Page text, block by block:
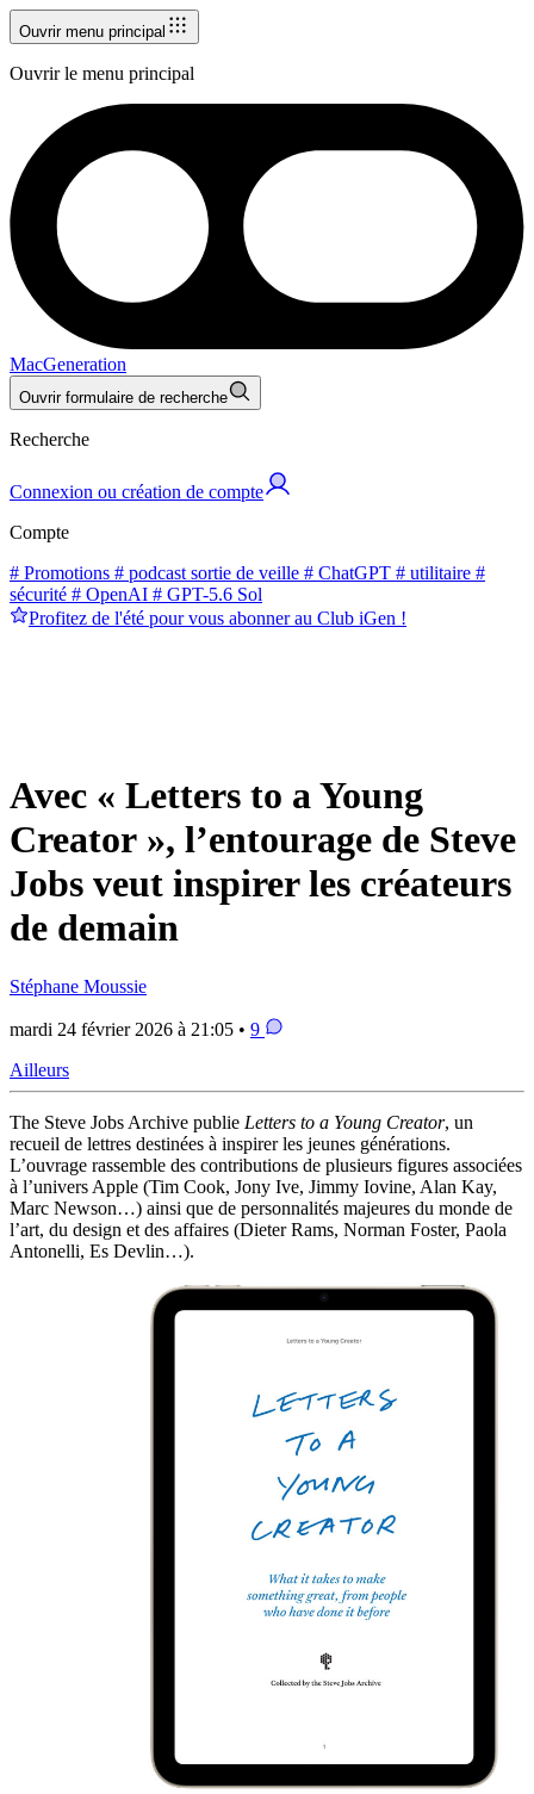
Ouvrir menu principal
Ouvrir le menu principal
MacGeneration
Ouvrir formulaire de recherche
Recherche
Connexion ou création de compte
Compte
# Promotions # podcast sortie de veille # ChatGPT # utilitaire #
sécurité # OpenAI # GPT-5.6 Sol
Profitez de l'été pour vous abonner au Club iGen !
Avec « Letters to a Young
Creator », l’entourage de Steve
Jobs veut inspirer les créateurs
de demain
Stéphane Moussie
mardi 24 février 2026 à 21:05 • 9
Ailleurs
The Steve Jobs Archive publie Letters to a Young Creator, un
recueil de lettres destinées à inspirer les jeunes générations.
L’ouvrage rassemble des contributions de plusieurs figures associées
à l’univers Apple (Tim Cook, Jony Ive, Jimmy Iovine, Alan Kay,
Marc Newson…) ainsi que de personnalités majeures du monde de
l’art, du design et des affaires (Dieter Rams, Norman Foster, Paola
Antonelli, Es Devlin…).